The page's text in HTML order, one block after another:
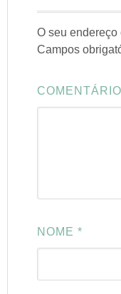
O seu
Campos
NOME*